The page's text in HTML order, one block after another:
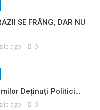
SE FRÂNG, DAR NU
ago 0
Deținuți Politici…
ago 0